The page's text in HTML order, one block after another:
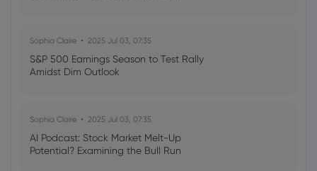
Sophia Claire 2025 Jul 03, 07:35
S&P 500 Earnings Season to Test Rally
Amidst Dim Outlook
Sophia Claire 2025 Jul 03, 07:35
AI Podcast: Stock Market Melt-Up
Potential? Examining the Bull Run